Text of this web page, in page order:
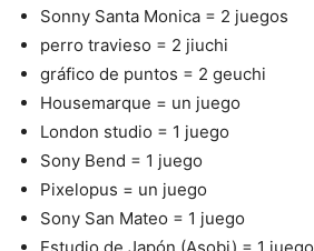
Sonny Santa Monica = 2 juegos
perro travieso = 2 jiuchi
gráfico de puntos = 2 geuchi
Housemarque = un juego
London studio = 1 juego
Sony Bend = 1 juego
Pixelopus = un juego
Sony San Mateo = 1 juego